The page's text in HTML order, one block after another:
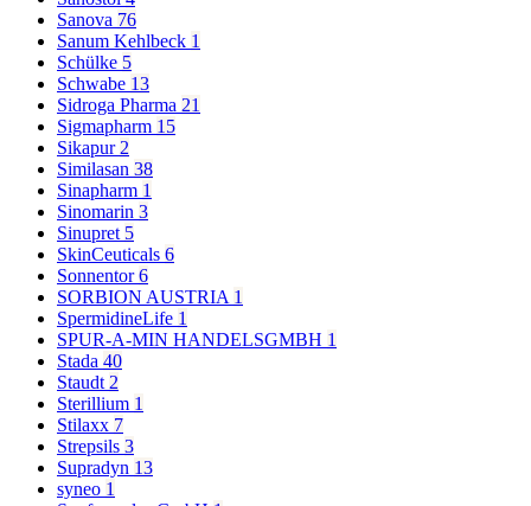
Sanova 76
Sanum Kehlbeck 1
Schülke 5
Schwabe 13
Sidroga Pharma 21
Sigmapharm 15
Sikapur 2
Similasan 38
Sinapharm 1
Sinomarin 3
Sinupret 5
SkinCeuticals 6
Sonnentor6
SORBION AUSTRIA 1
SpermidineLife 1
SPUR-A-MIN HANDELSGMBH 1
Stada 40
Staudt 2
Sterillium 1
Stilaxx 7
Strepsils 3
Supradyn 13
syneo 1